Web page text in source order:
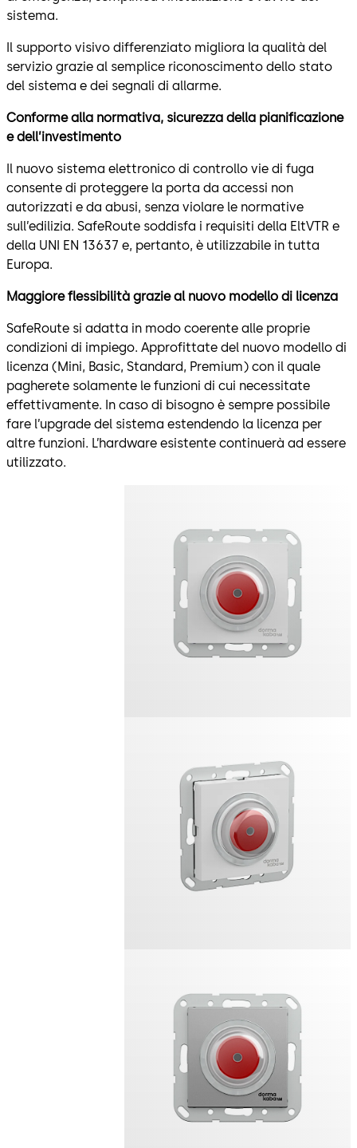
sistema.
Il supporto visivo differenziato migliora la qualità del
servizio grazie al semplice riconoscimento dello stato
del sistema e dei segnali di allarme.
Conforme alla normativa, sicurezza della pianificazione
e dell’investimento
Il nuovo sistema elettronico di controllo vie di fuga
consente di proteggere la porta da accessi non
autorizzati e da abusi, senza violare le normative
sull’edilizia. SafeRoute soddisfa i requisiti della EltVTR e
della UNI EN 13637 e, pertanto, è utilizzabile in tutta
Europa.
Maggiore flessibilità grazie al nuovo modello di licenza
SafeRoute si adatta in modo coerente alle proprie
condizioni di impiego. Approfittate del nuovo modello di
licenza (Mini, Basic, Standard, Premium) con il quale
pagherete solamente le funzioni di cui necessitate
effettivamente. In caso di bisogno è sempre possibile
fare l’upgrade del sistema estendendo la licenza per
altre funzioni. L’hardware esistente continuerà ad essere
utilizzato.